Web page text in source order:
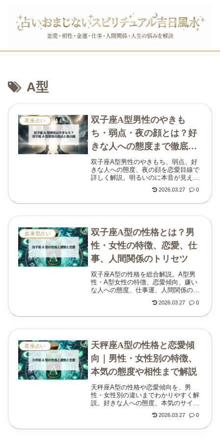
A型
星座占い
双子座A型男性のやきも
ち・弱点・夜の顔とは？好
きな人への態度まで徹底解
説
双子座A型男性のやきもち、弱点、好
きな人への態度、夜の顔を恋愛目線で
詳しく解説。明るいのに本音が見えに
2026.03.27 0
血液型占い
双子座A型の性格とは？男
性・女性の特徴、恋愛、仕
事、人間関係のトリセツ
双子座A型の性格を総合解説。A型男
性・A型女性の特徴、恋愛傾向、嫌い
な人への態度、仕事運、人間関係のコ
2026.03.27 0
星座占い
天秤座A型の性格と恋愛傾
向｜男性・女性別の特徴、
本気の態度や相性まで解説
天秤座A型の性格や恋愛傾向を、男
性・女性別の違いまでわかりやすく解
説。好きな人への態度、本気のサイ
金運も丁寧にまとめています。
2026.03.27 0